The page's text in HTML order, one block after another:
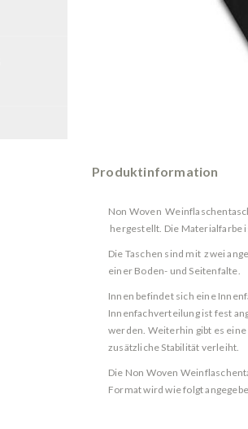
Produktinformation
Non Woven
hergestellt. Die Materialfarbe
Die Taschen sind mit zwei
einer Boden- und Seitenfalte.
Innen befindet sich eine
Innenfachverteilung ist fest
werden. Weiterhin gibt es
zusätzliche Stabilität verleiht.
Die Non Woven
Format wird wie folgt